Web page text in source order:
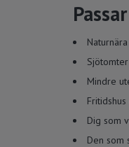
Mindre
Dig som
Den som